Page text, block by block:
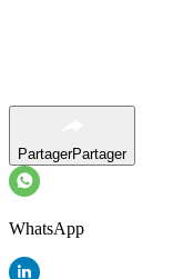
PartagerPartager
WhatsApp